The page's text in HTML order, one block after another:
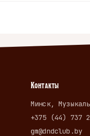
Контакты
Минск,
+375 (44) 737
gm@dndclub.by